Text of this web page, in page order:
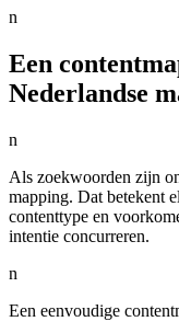
n
Een
Nederlandse
n
Als zoekwoorden zijn
mapping. Dat betekent
contenttype en
intentie concurreren.
n
Een eenvoudige